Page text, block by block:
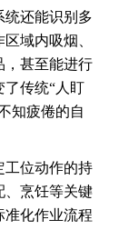
统还能识别多
域内吸烟、
，甚至能进行
传统“人盯
知疲倦的自
工位动作的持
、烹饪等关键
准化作业流程